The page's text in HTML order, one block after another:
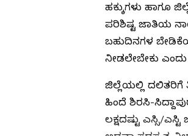
ಹಕ್ಕುಗಳು ಹಾಗೂ
ಪರಿಶಿಷ್ಟ ಜಾತಿಯ
ಬಹುದಿನಗಳ
ನೀಡಲೇಬೇಕು
ಜಿಲ್ಲೆಯಲ್ಲಿ ದಲಿತರಿಗೆ
ಹಿಂದೆ ಶಿರಸಿ-
ಲಕ್ಷದಷ್ಟು ಎಸ್ಸಿ/